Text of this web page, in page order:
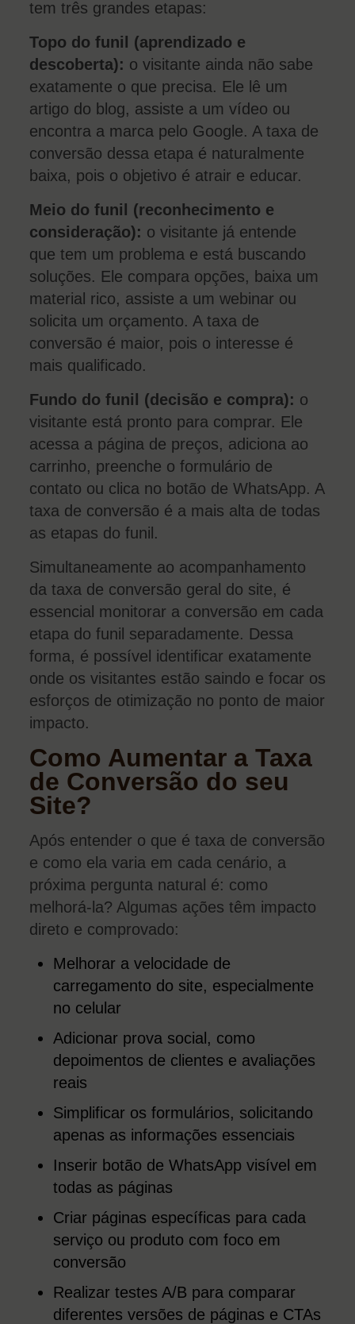
tem três grandes etapas:
Topo do funil (aprendizado e
descoberta): o visitante ainda não sabe
exatamente o que precisa. Ele lê um
artigo do blog, assiste a um vídeo ou
encontra a marca pelo Google. A taxa de
conversão dessa etapa é naturalmente
baixa, pois o objetivo é atrair e educar.
Meio do funil (reconhecimento e
consideração): o visitante já entende
que tem um problema e está buscando
soluções. Ele compara opções, baixa um
material rico, assiste a um webinar ou
solicita um orçamento. A taxa de
conversão é maior, pois o interesse é
mais qualificado.
Fundo do funil (decisão e compra): o
visitante está pronto para comprar. Ele
acessa a página de preços, adiciona ao
carrinho, preenche o formulário de
contato ou clica no botão de WhatsApp. A
taxa de conversão é a mais alta de todas
as etapas do funil.
Simultaneamente ao acompanhamento
da taxa de conversão geral do site, é
essencial monitorar a conversão em cada
etapa do funil separadamente. Dessa
forma, é possível identificar exatamente
onde os visitantes estão saindo e focar os
esforços de otimização no ponto de maior
impacto.
Como Aumentar a Taxa
de Conversão do seu
Site?
Após entender o que é taxa de conversão
e como ela varia em cada cenário, a
próxima pergunta natural é: como
melhorá-la? Algumas ações têm impacto
direto e comprovado:
Melhorar a velocidade de
carregamento do site, especialmente
no celular
Adicionar prova social, como
depoimentos de clientes e avaliações
reais
Simplificar os formulários, solicitando
apenas as informações essenciais
Inserir botão de WhatsApp visível em
todas as páginas
Criar páginas específicas para cada
serviço ou produto com foco em
conversão
Realizar testes A/B para comparar
diferentes versões de páginas e CTAs